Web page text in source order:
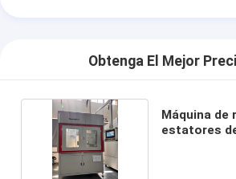
Obtenga El Mejor
Máquina de
estatores